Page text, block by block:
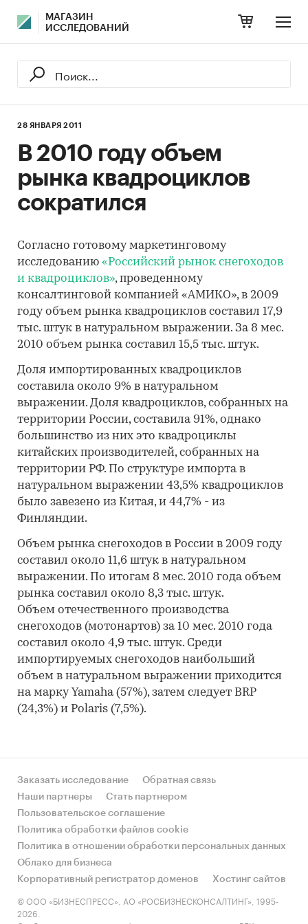
МАГАЗИН
ИССЛЕДОВАНИЙ
28 ЯНВАРЯ 2011
В 2010 году объем
рынка квадроциклов
сократился
Согласно готовому маркетинговому
исследованию «Российский рынок снегоходов
и квадроциклов», проведенному
консалтинговой компанией «АМИКО», в 2009
году объем рынка квадроциклов составил 17,9
тыс. штук в натуральном выражении. За 8 мес.
2010 объем рынка составил 15,5 тыс. штук.
Доля импортированных квадроциклов
составила около 9% в натуральном
выражении. Доля квадроциклов, собранных на
территории России, составила 91%, однако
большинство из них это квадроциклы
китайских производителей, собранных на
территории РФ. По структуре импорта в
натуральном выражении 43,5% квадроциклов
было завезено из Китая, и 44,7% - из
Финляндии.
Объем рынка снегоходов в России в 2009 году
составил около 11,6 штук в натуральном
выражении. По итогам 8 мес. 2010 года объем
рынка составил около 8,3 тыс. штук.
Объем отечественного производства
снегоходов (мотонартов) за 10 мес. 2010 года
составил около 4,9 тыс. штук. Среди
импортируемых снегоходов наибольший
объем в натуральном выражении приходится
на марку Yamaha (57%), затем следует BRP
(24,3%) и Polaris (7,5%).
Заказать исследование
Обратная связь
Наши партнеры
Стать партнером
Пользовательское соглашение
Политика обработки файлов cookie
Политика в отношении обработки персональных данных
Облако для бизнеса
Корпоративный регистратор доменов
Хостинг сайтов
© ООО «БИЗНЕСПРЕСС», АО «РОСБИЗНЕСКОНСАЛТИНГ», 1995-
2026.